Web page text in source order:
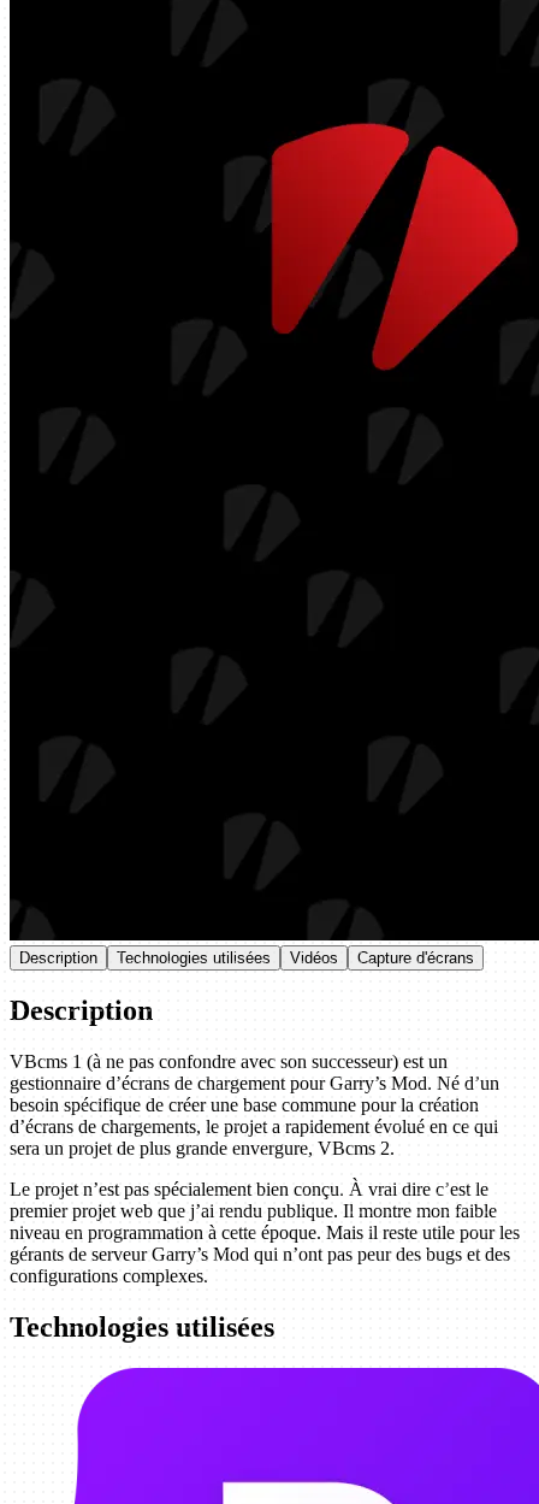
Description Technologies utilisées Vidéos Capture d'écrans
Description
VBcms 1 (à ne pas confondre avec son successeur) est un
gestionnaire d’écrans de chargement pour Garry’s Mod. Né d’un
besoin spécifique de créer une base commune pour la création
d’écrans de chargements, le projet a rapidement évolué en ce qui
sera un projet de plus grande envergure, VBcms 2.
Le projet n’est pas spécialement bien conçu. À vrai dire c’est le
premier projet web que j’ai rendu publique. Il montre mon faible
niveau en programmation à cette époque. Mais il reste utile pour les
gérants de serveur Garry’s Mod qui n’ont pas peur des bugs et des
configurations complexes.
Technologies utilisées